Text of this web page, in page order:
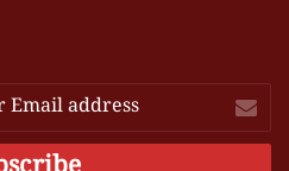
Enter
your
Email